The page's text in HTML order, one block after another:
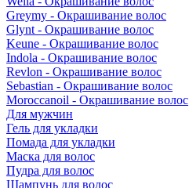
Greymy - Окрашивание волос
Glynt - Окрашивание волос
Keune - Окрашивание волос
Indola - Окрашивание волос
Revlon - Окрашивание волос
Sebastian - Окрашивание волос
Moroccanoil - Окрашивание волос
Для мужчин
Гель для укладки
Помада для укладки
Маска для волос
Пудра для волос
Шампунь для волос